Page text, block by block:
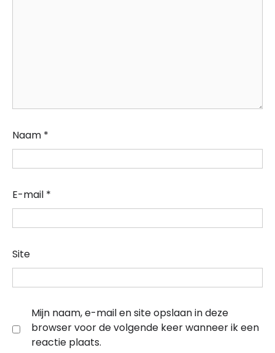
Naam *
E-mail *
Site
Mijn naam, e-mail en site opslaan in deze
browser voor de volgende keer wanneer ik een
reactie plaats.